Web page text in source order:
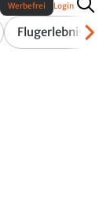
Flugerlebnis
Werbefrei Login